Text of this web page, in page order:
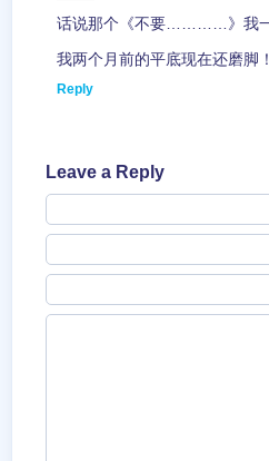
话说那个《不要…………》我一
我两个月前的平底现在还磨脚
Reply
Leave a Reply